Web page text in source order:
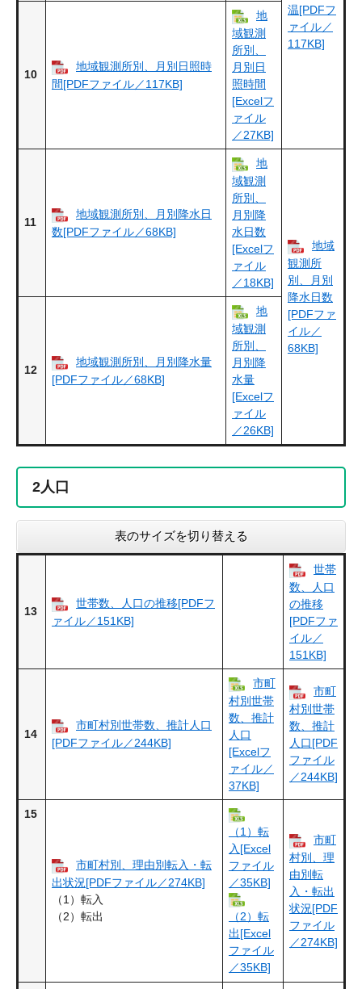
温[PDFフ
ァイル／
117KB]
10
地域観測所別、月別日照時
間[PDFファイル／117KB]
地
域観測
所別、
月別日
照時間
[Excelフ
ァイル
／27KB]
11
地域観測所別、月別降水日
数[PDFファイル／68KB]
地
域観測
所別、
月別降
水日数
[Excelフ
ァイル
／18KB]
地域
観測所
別、月別
降水日数
[PDFファ
イル／
68KB]
12
地域観測所別、月別降水量
[PDFファイル／68KB]
地
域観測
所別、
月別降
水量
[Excelフ
ァイル
／26KB]
2人口
表のサイズを切り替える
13
世帯数、人口の推移[PDFフ
ァイル／151KB]
世帯
数、人口
の推移
[PDFファ
イル／
151KB]
14
市町村別世帯数、推計人口
[PDFファイル／244KB]
市町
村別世帯
数、推計
人口
[Excelフ
ァイル／
37KB]
市町
村別世帯
数、推計
人口[PDF
ファイル
／244KB]
15
市町村別、理由別転入・転
出状況[PDFファイル／274KB]
（1）転入
（2）転出
（1）転
入[Excel
ファイル
／35KB]
（2）転
出[Excel
ファイル
／35KB]
市町
村別、理
由別転
入・転出
状況[PDF
ファイル
／274KB]